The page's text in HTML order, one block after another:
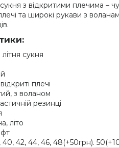
з відкритими плечима –
плечі та широкі рукави з
сукня
плечі
з воланом
резинці
літо
40, 42, 44, 46, 48(+50грн).